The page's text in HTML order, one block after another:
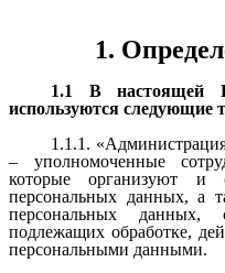
1.
1.1 В настоящей
используются следующие
1.1.1. «
– уполномоченные
которые организуют и
персональных данных, а
персональных данных,
подлежащих обработке,
персональными данными.